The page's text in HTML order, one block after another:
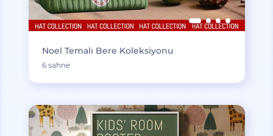
Noel Temalı Bere Koleksiyonu
6 sahne